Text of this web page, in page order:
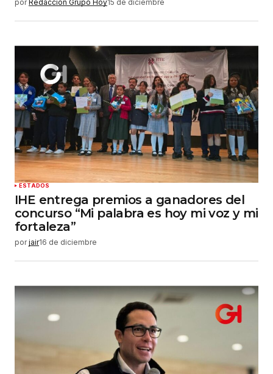
por Redacción Grupo Hoy15 de diciembre
ESTADOS
IHE entrega premios a ganadores del
concurso “Mi palabra es hoy mi voz y mi
fortaleza”
por jair16 de diciembre